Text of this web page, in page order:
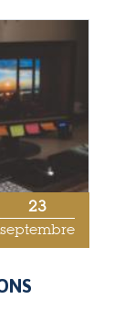
23
septembre